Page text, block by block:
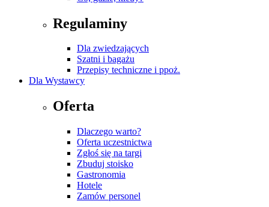
Regulaminy
Dla zwiedzających
Szatni i bagażu
Przepisy techniczne i ppoż.
Dla Wystawcy
Oferta
Dlaczego warto?
Oferta uczestnictwa
Zgłoś się na targi
Zbuduj stoisko
Gastronomia
Hotele
Zamów personel